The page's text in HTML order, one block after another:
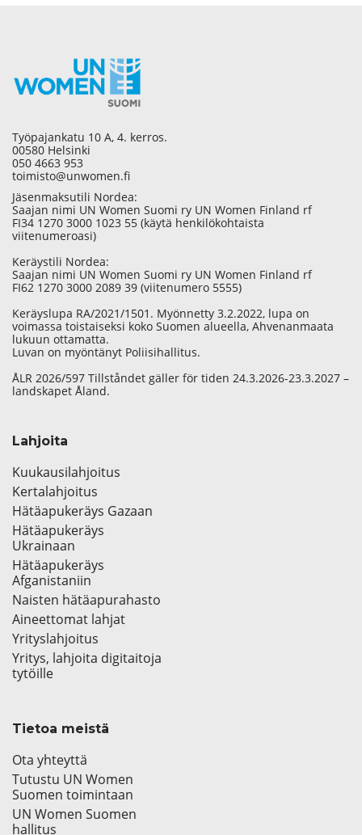
Työpajankatu 10 A, 4. kerros.
00580 Helsinki
050 4663 953
toimisto@unwomen.fi
Jäsenmaksutili Nordea:
Saajan nimi UN Women Suomi ry UN Women Finland rf
FI34 1270 3000 1023 55 (käytä henkilökohtaista
viitenumeroasi)
Keräystili Nordea:
Saajan nimi UN Women Suomi ry UN Women Finland rf
FI62 1270 3000 2089 39 (viitenumero 5555)
Keräyslupa RA/2021/1501. Myönnetty 3.2.2022, lupa on
voimassa toistaiseksi koko Suomen alueella, Ahvenanmaata
lukuun ottamatta.
Luvan on myöntänyt Poliisihallitus.
ÅLR 2026/597 Tillståndet gäller för tiden 24.3.2026-23.3.2027 –
landskapet Åland.
Lahjoita
Kuukausilahjoitus
Kertalahjoitus
Hätäapukeräys Gazaan
Hätäapukeräys
Ukrainaan
Hätäapukeräys
Afganistaniin
Naisten hätäapurahasto
Aineettomat lahjat
Yrityslahjoitus
Yritys, lahjoita digitaitoja
tytöille
Tietoa meistä
Ota yhteyttä
Tutustu UN Women
Suomen toimintaan
UN Women Suomen
hallitus